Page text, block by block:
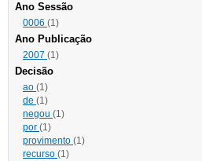
Ano Sessão
0006 (1)
Ano Publicação
2007 (1)
Decisão
ao (1)
de (1)
negou (1)
por (1)
provimento (1)
recurso (1)